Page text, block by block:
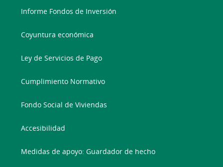
Informe Fondos de Inversión
Coyuntura económica
Ley de Servicios de Pago
Cumplimiento Normativo
Fondo Social de Viviendas
Accesibilidad
Medidas de apoyo: Guardador de hecho